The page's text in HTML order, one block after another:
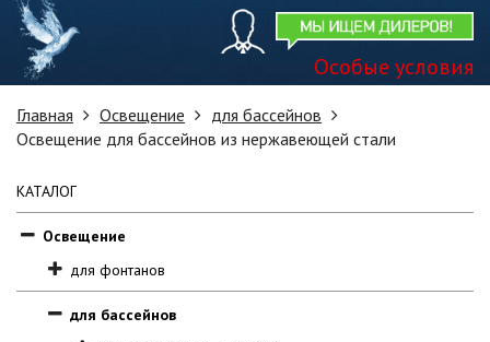
Особые условия
Главная Освещение
для бассейнов
Освещение для бассейнов из нержавеющей стали
КАТАЛОГ
Освещение
для фонтанов
для бассейнов